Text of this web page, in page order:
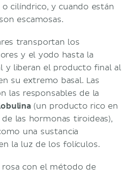
cilíndrico, y cuando están
escamosas.
transportan los
y el yodo hasta la
y liberan el producto final al
su extremo basal. Las
las responsables de la
(un producto rico en
las hormonas tiroideas),
una sustancia
la luz de los folículos.
con el método de